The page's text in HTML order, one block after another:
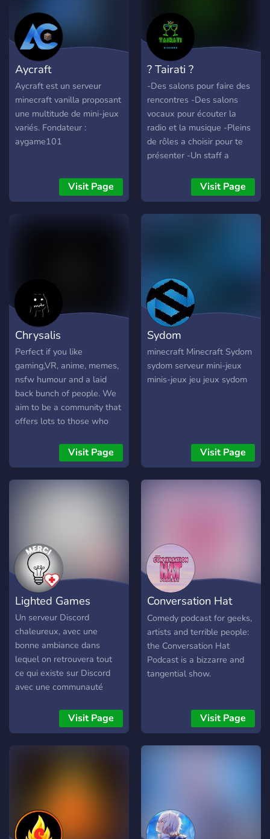
Aycraft
Aycraft est un serveur
minecraft vanilla proposant
une multitude de mini-jeux
variés. Fondateur :
aygame101
Visit Page
? Tairati ?
-Des salons pour faire des
rencontres -Des salons
vocaux pour écouter la
radio et la musique -Pleins
de rôles a choisir pour te
présenter -Un staff a
jouer avec vos amis -Salon
Visit Page
Chrysalis
Perfect if you like
gaming,VR, anime, memes,
nsfw humour and a laid
back bunch of people. We
aim to be a community that
offers lots to those who
friendly environment as
well as unmoderated
channels. Feel free to stop
Visit Page
Sydom
minecraft Minecraft Sydom
sydom serveur mini-jeux
minis-jeux jeu jeux sydom
Visit Page
Lighted Games
Un serveur Discord
chaleureux, avec une
bonne ambiance dans
lequel on retrouvera tout
ce qui existe sur Discord
avec une communauté
et chaleureuse ?.Visit Page
Conversation Hat
Podcast
Comedy podcast for geeks,
artists and terrible people:
the Conversation Hat
Podcast is a bizzarre and
tangential show.
Visit Page